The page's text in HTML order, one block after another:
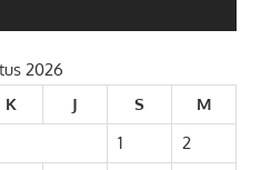
2026
K J S
M
1
2